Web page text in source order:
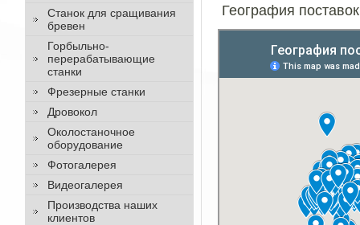
Станок для сращивания
бревен
Горбыльно-
перерабатывающие
станки
Фрезерные станки
Дровокол
Околостаночное
оборудование
Фотогалерея
Видеогалерея
Производства наших
клиентов
География